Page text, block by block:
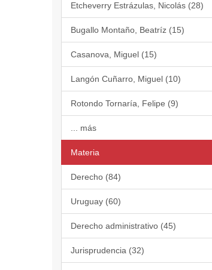
Etcheverry Estrázulas, Nicolás (28)
Bugallo Montaño, Beatríz (15)
Casanova, Miguel (15)
Langón Cuñarro, Miguel (10)
Rotondo Tornaría, Felipe (9)
... más
Materia
Derecho (84)
Uruguay (60)
Derecho administrativo (45)
Jurisprudencia (32)